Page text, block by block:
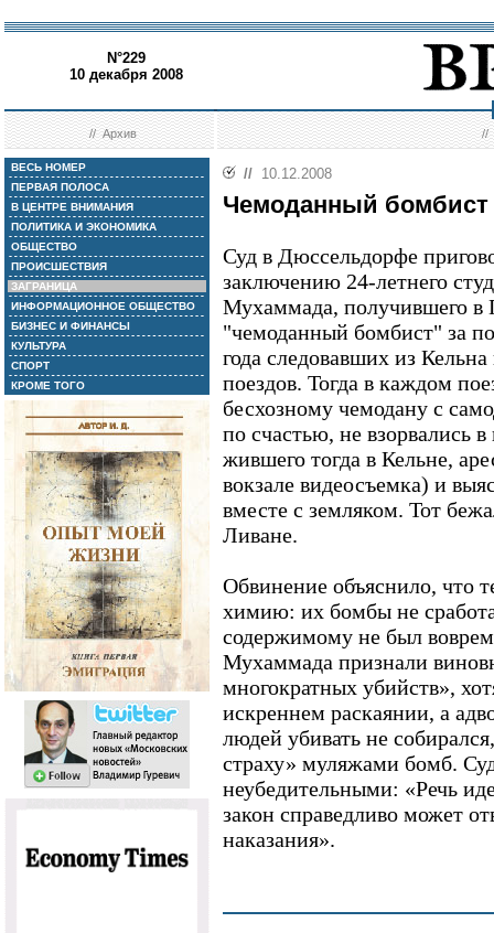
N°229
10 декабря 2008
//Архив //
ВЕСЬ НОМЕР
ПЕРВАЯ ПОЛОСА
В ЦЕНТРЕ ВНИМАНИЯ
ПОЛИТИКА И ЭКОНОМИКА
ОБЩЕСТВО
ПРОИСШЕСТВИЯ
ЗАГРАНИЦА
ИНФОРМАЦИОННОЕ ОБЩЕСТВО
БИЗНЕС И ФИНАНСЫ
КУЛЬТУРА
СПОРТ
КРОМЕ ТОГО
// 10.12.2008
Чемоданный бомбист
Суд в Дюссельдорфе
заключению 24-летнего
Мухаммада, получившего в
"чемоданный бомбист" за
года следовавших из
поездов. Тогда в каждом
бесхозному чемодану с
по счастью, не взорвались
жившего тогда в Кельне,
вокзале видеосъемка) и
вместе с земляком. Тот
Ливане.
Обвинение объяснило, что
химию: их бомбы не
содержимому не был
Мухаммада признали
многократных убийств»,
искреннем раскаянии, а
людей убивать не
страху» муляжами бомб.
неубедительными: «Речь
закон справедливо может
наказания».